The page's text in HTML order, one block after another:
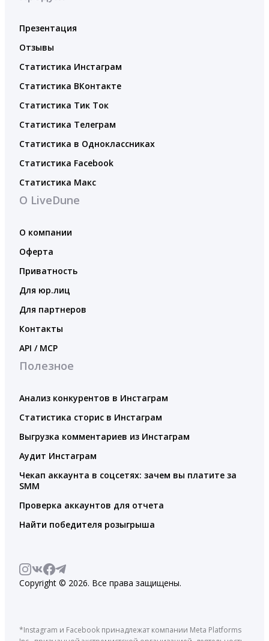
Презентация
Отзывы
Статистика Инстаграм
Статистика ВКонтакте
Статистика Тик Ток
Статистика Телеграм
Статистика в Одноклассниках
Статистика Facebook
Статистика Макс
О LiveDune
О компании
Оферта
Приватность
Для юр.лиц
Для партнеров
Контакты
API / MCP
Полезное
Анализ конкурентов в Инстаграм
Статистика сторис в Инстаграм
Выгрузка комментариев из Инстаграм
Аудит Инстаграм
Чекап аккаунта в соцсетях: зачем вы платите за
SMM
Проверка аккаунтов для отчета
Найти победителя розыгрыша
Copyright © 2026. Все права защищены.
*Instagram и Facebook принадлежат компании Meta Platforms